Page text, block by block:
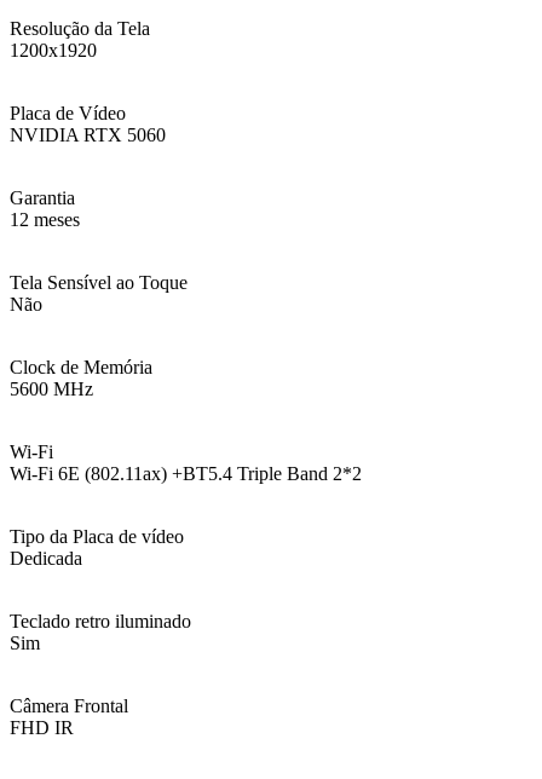
Resolução da Tela
1200x1920
Placa de Vídeo
NVIDIA RTX 5060
Garantia
12 meses
Tela Sensível ao Toque
Não
Clock de Memória
5600 MHz
Wi-Fi
Wi-Fi 6E (802.11ax) +BT5.4 Triple Band 2*2
Tipo da Placa de vídeo
Dedicada
Teclado retro iluminado
Sim
Câmera Frontal
FHD IR